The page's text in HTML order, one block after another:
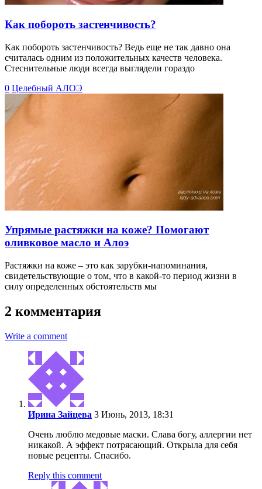
Как побороть застенчивость?
Как побороть застенчивость? Ведь еще не так давно она
считалась одним из положительных качеств человека.
Стеснительные люди всегда выглядели гораздо
0 Целебный АЛОЭ
Упрямые растяжки на коже? Помогают
оливковое масло и Алоэ
Растяжки на коже – это как зарубки-напоминания,
свидетельствующие о том, что в какой-то период жизни в
силу определенных обстоятельств мы
2 комментария
Write a comment
Ирина Зайцева 3 Июнь, 2013, 18:31
Очень люблю медовые маски. Слава богу, аллергии нет
никакой. А эффект потрясающий. Открыла для себя
новые рецепты. Спасибо.
Reply this comment